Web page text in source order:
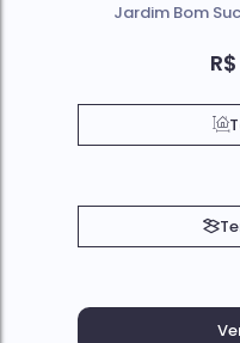
R$
Jardim Bom